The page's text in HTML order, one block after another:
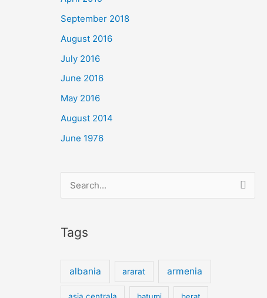
September 2018
August 2016
July 2016
June 2016
May 2016
August 2014
June 1976
Search
for:
Tags
albania ararat armenia